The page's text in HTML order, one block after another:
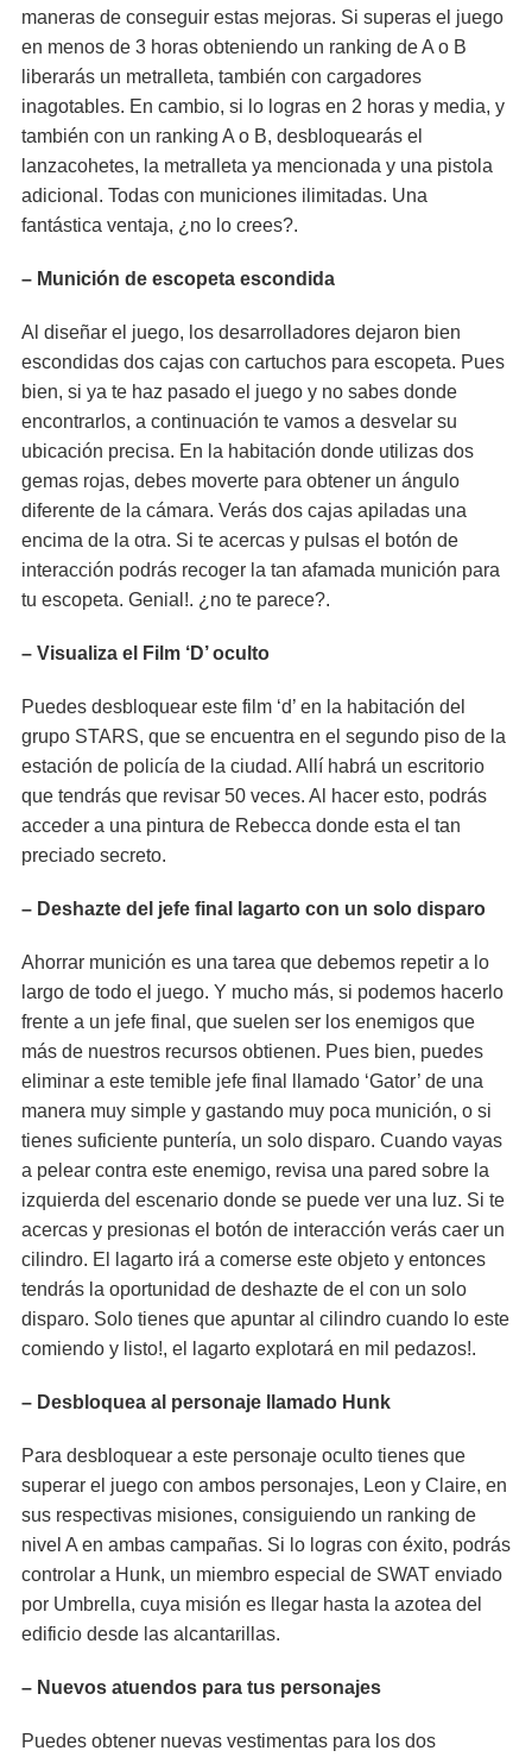
maneras de conseguir estas mejoras. Si superas el juego
en menos de 3 horas obteniendo un ranking de A o B
liberarás un metralleta, también con cargadores
inagotables. En cambio, si lo logras en 2 horas y media, y
también con un ranking A o B, desbloquearás el
lanzacohetes, la metralleta ya mencionada y una pistola
adicional. Todas con municiones ilimitadas. Una
fantástica ventaja, ¿no lo crees?.
– Munición de escopeta escondida
Al diseñar el juego, los desarrolladores dejaron bien
escondidas dos cajas con cartuchos para escopeta. Pues
bien, si ya te haz pasado el juego y no sabes donde
encontrarlos, a continuación te vamos a desvelar su
ubicación precisa. En la habitación donde utilizas dos
gemas rojas, debes moverte para obtener un ángulo
diferente de la cámara. Verás dos cajas apiladas una
encima de la otra. Si te acercas y pulsas el botón de
interacción podrás recoger la tan afamada munición para
tu escopeta. Genial!. ¿no te parece?.
– Visualiza el Film ‘D’ oculto
Puedes desbloquear este film ‘d’ en la habitación del
grupo STARS, que se encuentra en el segundo piso de la
estación de policía de la ciudad. Allí habrá un escritorio
que tendrás que revisar 50 veces. Al hacer esto, podrás
acceder a una pintura de Rebecca donde esta el tan
preciado secreto.
– Deshazte del jefe final lagarto con un solo disparo
Ahorrar munición es una tarea que debemos repetir a lo
largo de todo el juego. Y mucho más, si podemos hacerlo
frente a un jefe final, que suelen ser los enemigos que
más de nuestros recursos obtienen. Pues bien, puedes
eliminar a este temible jefe final llamado ‘Gator’ de una
manera muy simple y gastando muy poca munición, o si
tienes suficiente puntería, un solo disparo. Cuando vayas
a pelear contra este enemigo, revisa una pared sobre la
izquierda del escenario donde se puede ver una luz. Si te
acercas y presionas el botón de interacción verás caer un
cilindro. El lagarto irá a comerse este objeto y entonces
tendrás la oportunidad de deshazte de el con un solo
disparo. Solo tienes que apuntar al cilindro cuando lo este
comiendo y listo!, el lagarto explotará en mil pedazos!.
– Desbloquea al personaje llamado Hunk
Para desbloquear a este personaje oculto tienes que
superar el juego con ambos personajes, Leon y Claire, en
sus respectivas misiones, consiguiendo un ranking de
nivel A en ambas campañas. Si lo logras con éxito, podrás
controlar a Hunk, un miembro especial de SWAT enviado
por Umbrella, cuya misión es llegar hasta la azotea del
edificio desde las alcantarillas.
– Nuevos atuendos para tus personajes
Puedes obtener nuevas vestimentas para los dos